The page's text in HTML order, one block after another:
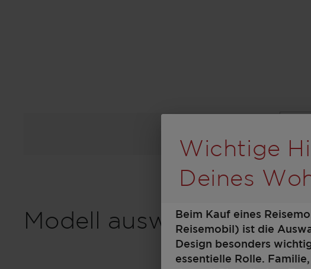
Modell auswählen
Durch
Wichtige
Deines
Beim Kauf eines
Reisemobil) ist die
Design besonders
essentielle Rolle.